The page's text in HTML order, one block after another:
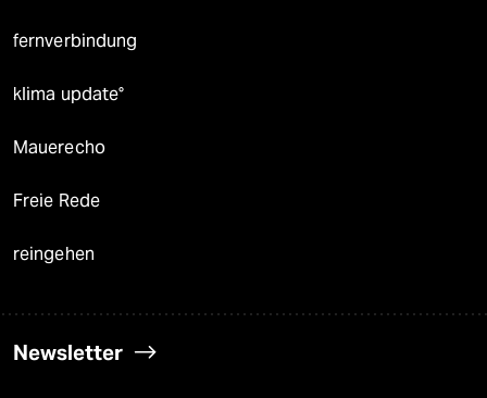
fernverbindung
klima update°
Mauerecho
Freie Rede
reingehen
Newsletter